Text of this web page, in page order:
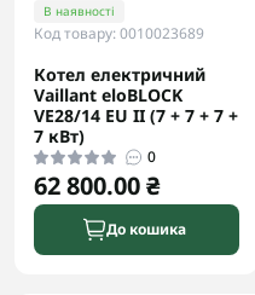
В наявності
Код товару: 0010023689
Котел електричний
Vaillant eloBLOCK
VE28/14 ЕU II (7 + 7 + 7 +
7 кВт)
0
62 800.00 ₴
До кошика